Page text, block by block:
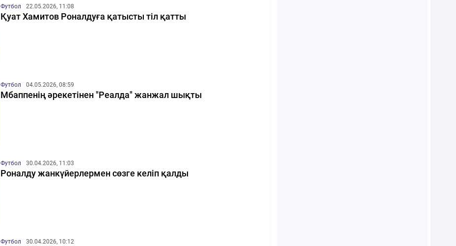
Футбол 22.05.2026, 11:08
Қуат Хамитов Роналдуға қатысты тіл қатты
Футбол 04.05.2026, 08:59
Мбаппенің әрекетінен "Реалда" жанжал шықты
Футбол 30.04.2026, 11:03
Роналду жанкүйерлермен сөзге келіп қалды
Футбол 30.04.2026, 10:12